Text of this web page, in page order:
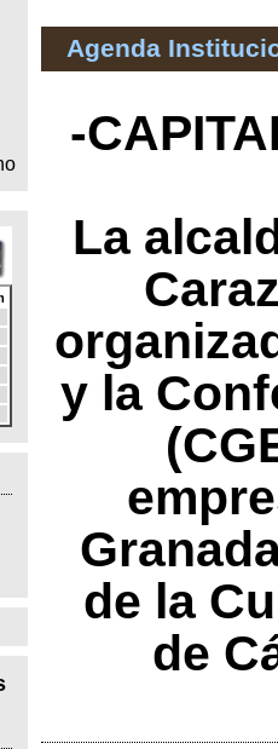
Agenda
-
La
y la
de la
de